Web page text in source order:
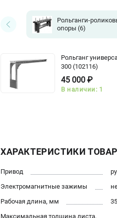
Рольганги-
опоры (6)
Рольганг
300 (102116)
45 000 ₽
В наличии: 1
ХАРАКТЕРИСТИКИ
Привод
Электромагнитные зажимы
Рабочая длина, мм
Максимальная толщина листа,